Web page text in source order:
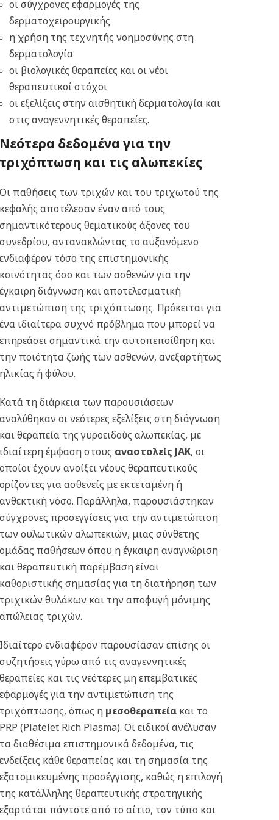
οι σύγχρονες εφαρμογές της
δερματοχειρουργικής
η χρήση της τεχνητής νοημοσύνης στη
δερματολογία
οι βιολογικές θεραπείες και οι νέοι
θεραπευτικοί στόχοι
οι εξελίξεις στην αισθητική δερματολογία και
στις αναγεννητικές θεραπείες.
Νεότερα δεδομένα για την
τριχόπτωση και τις αλωπεκίες
Οι παθήσεις των τριχών και του τριχωτού της
κεφαλής αποτέλεσαν έναν από τους
σημαντικότερους θεματικούς άξονες του
συνεδρίου, αντανακλώντας το αυξανόμενο
ενδιαφέρον τόσο της επιστημονικής
κοινότητας όσο και των ασθενών για την
έγκαιρη διάγνωση και αποτελεσματική
αντιμετώπιση της τριχόπτωσης. Πρόκειται για
ένα ιδιαίτερα συχνό πρόβλημα που μπορεί να
επηρεάσει σημαντικά την αυτοπεποίθηση και
την ποιότητα ζωής των ασθενών, ανεξαρτήτως
ηλικίας ή φύλου.
Κατά τη διάρκεια των παρουσιάσεων
αναλύθηκαν οι νεότερες εξελίξεις στη διάγνωση
και θεραπεία της γυροειδούς αλωπεκίας, με
ιδιαίτερη έμφαση στους αναστολείς JAK, οι
οποίοι έχουν ανοίξει νέους θεραπευτικούς
ορίζοντες για ασθενείς με εκτεταμένη ή
ανθεκτική νόσο. Παράλληλα, παρουσιάστηκαν
σύγχρονες προσεγγίσεις για την αντιμετώπιση
των ουλωτικών αλωπεκιών, μιας σύνθετης
ομάδας παθήσεων όπου η έγκαιρη αναγνώριση
και θεραπευτική παρέμβαση είναι
καθοριστικής σημασίας για τη διατήρηση των
τριχικών θυλάκων και την αποφυγή μόνιμης
απώλειας τριχών.
Ιδιαίτερο ενδιαφέρον παρουσίασαν επίσης οι
συζητήσεις γύρω από τις αναγεννητικές
θεραπείες και τις νεότερες μη επεμβατικές
εφαρμογές για την αντιμετώπιση της
τριχόπτωσης, όπως η μεσοθεραπεία και το
PRP (Platelet Rich Plasma). Οι ειδικοί ανέλυσαν
τα διαθέσιμα επιστημονικά δεδομένα, τις
ενδείξεις κάθε θεραπείας και τη σημασία της
εξατομικευμένης προσέγγισης, καθώς η επιλογή
της κατάλληλης θεραπευτικής στρατηγικής
εξαρτάται πάντοτε από το αίτιο, τον τύπο και